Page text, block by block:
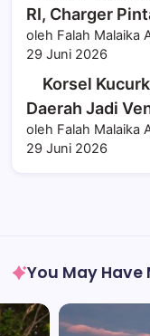
RI, Charger
oleh Falah Malaika
29 Juni 2026
Korsel
Daerah Jadi
oleh Falah Malaika
29 Juni 2026
You May Have